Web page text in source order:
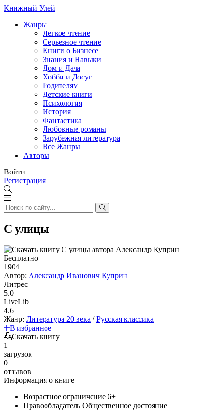
Книжный Улей
Жанры
Легкое чтение
Серьезное чтение
Книги о Бизнесе
Знания и Навыки
Дом и Дача
Хобби и Досуг
Родителям
Детские книги
Психология
История
Фантастика
Любовные романы
Зарубежная литература
Все Жанры
Авторы
Войти
Регистрация
С улицы
Бесплатно
1904
Автор: Александр Иванович Куприн
Литрес
5.0
LiveLib
4.6
Жанр: Литература 20 века /Русская классика
В избранное
Скачать книгу
1
загрузок
0
отзывов
Информация о книге
Возрастное ограничение 6+
Правообладатель Общественное достояние